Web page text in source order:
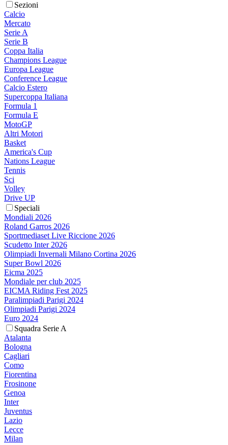
Sezioni
Calcio
Mercato
Serie A
Serie B
Coppa Italia
Champions League
Europa League
Conference League
Calcio Estero
Supercoppa Italiana
Formula 1
Formula E
MotoGP
Altri Motori
Basket
America's Cup
Nations League
Tennis
Sci
Volley
Drive UP
Speciali
Mondiali 2026
Roland Garros 2026
Sportmediaset Live Riccione 2026
Scudetto Inter 2026
Olimpiadi Invernali Milano Cortina 2026
Super Bowl 2026
Eicma 2025
Mondiale per club 2025
EICMA Riding Fest 2025
Paralimpiadi Parigi 2024
Olimpiadi Parigi 2024
Euro 2024
Squadra Serie A
Atalanta
Bologna
Cagliari
Como
Fiorentina
Frosinone
Genoa
Inter
Juventus
Lazio
Lecce
Milan